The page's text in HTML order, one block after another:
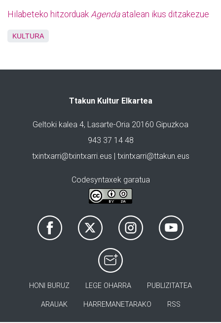
Hilabeteko hitzorduak Agenda atalean ikus ditzakezue
KULTURA
Ttakun Kultur Elkartea
Geltoki kalea 4, Lasarte-Oria 20160 Gipuzkoa
943 37 14 48
txintxarri@txintxarri.eus | txintxarri@ttakun.eus
Codesyntaxek garatua
HONI BURUZ LEGE OHARRA PUBLIZITATEA
ARAUAK HARREMANETARAKO RSS